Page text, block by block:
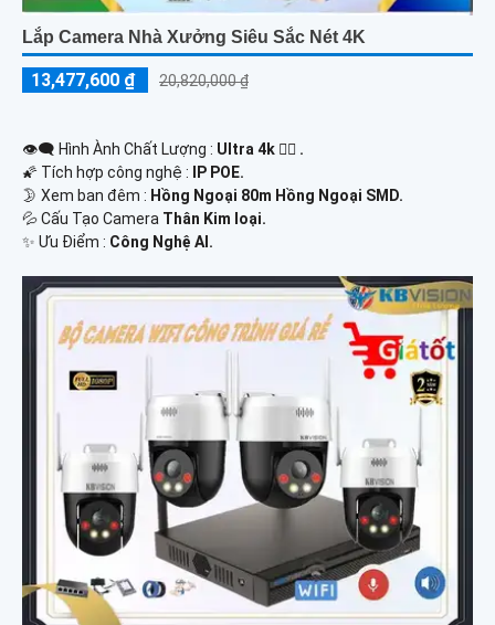
Lắp Camera Nhà Xưởng Siêu Sắc Nét 4K
13,477,600 ₫ 20,820,000 ₫
👁️‍🗨 Hình Ành Chất Lượng : Ultra 4k 👍🏾 .
🌠 Tích hợp công nghệ : IP POE.
🌛 Xem ban đêm : Hồng Ngoại 80m Hồng Ngoại SMD.
💦 Cấu Tạo Camera Thân Kim loại.
️✨ Ưu Điểm : Công Nghệ AI.